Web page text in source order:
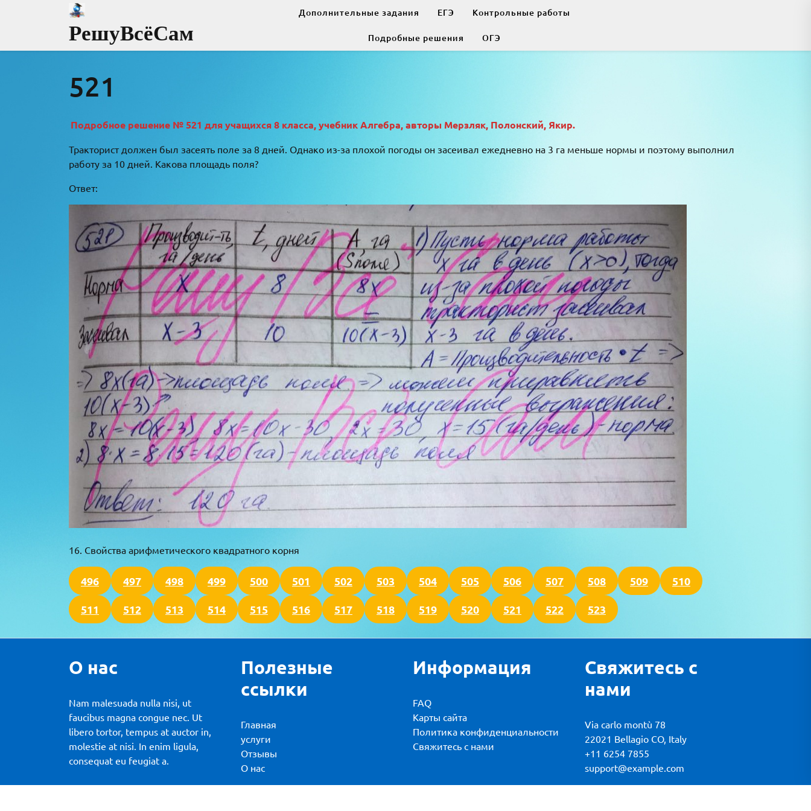
РешуВсёСам
Дополнительные задания ЕГЭ Контрольные работы
Подробные решения ОГЭ
521
Подробное решение № 521 для учащихся 8 класса, учебник Алгебра, авторы Мерзляк, Полонский, Якир.
Тракторист должен был засеять поле за 8 дней. Однако из-за плохой погоды он засеивал ежедневно на 3 га меньше нормы и поэтому выполнил
работу за 10 дней. Какова площадь поля?
Ответ:
16. Свойства арифметического квадратного корня
496 497 498 499 500 501 502 503 504 505 506 507 508 509 510
511 512 513 514 515 516 517 518 519 520 521 522 523
О нас
Nam malesuada nulla nisi, ut
faucibus magna congue nec. Ut
libero tortor, tempus at auctor in,
molestie at nisi. In enim ligula,
consequat eu feugiat a.
Полезные
ссылки
Главная
услуги
Отзывы
О нас
Информация
FAQ
Карты сайта
Политика конфиденциальности
Свяжитесь с нами
Свяжитесь с
нами
Via carlo montù 78
22021 Bellagio CO, Italy
+11 6254 7855
support@example.com